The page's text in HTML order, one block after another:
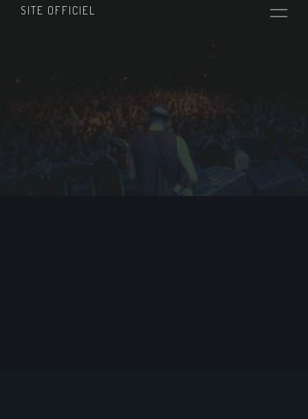
SITE OFFICIEL